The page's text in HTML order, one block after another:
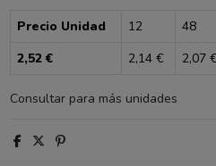
Precio Unidad 12 48
2,52 €
2,14 € 2,07
Consultar para más unidades